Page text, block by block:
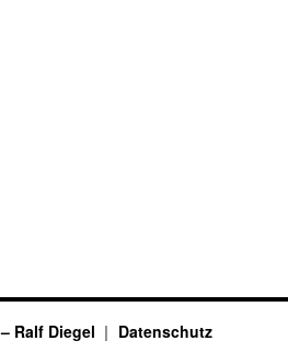
Ralf Diegel Datenschutz